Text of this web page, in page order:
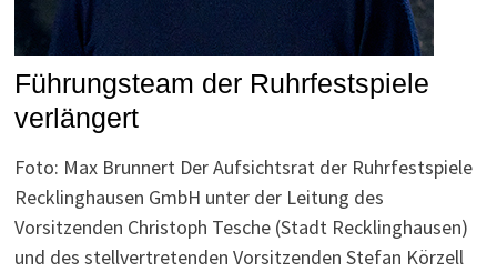
Führungsteam der Ruhrfestspiele
verlängert
Foto: Max Brunnert Der Aufsichtsrat der Ruhrfestspiele
Recklinghausen GmbH unter der Leitung des
Vorsitzenden Christoph Tesche (Stadt Recklinghausen)
und des stellvertretenden Vorsitzenden Stefan Körzell